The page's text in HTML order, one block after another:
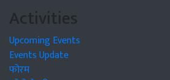
Activities
Upcoming Events
Events Update
फोरम